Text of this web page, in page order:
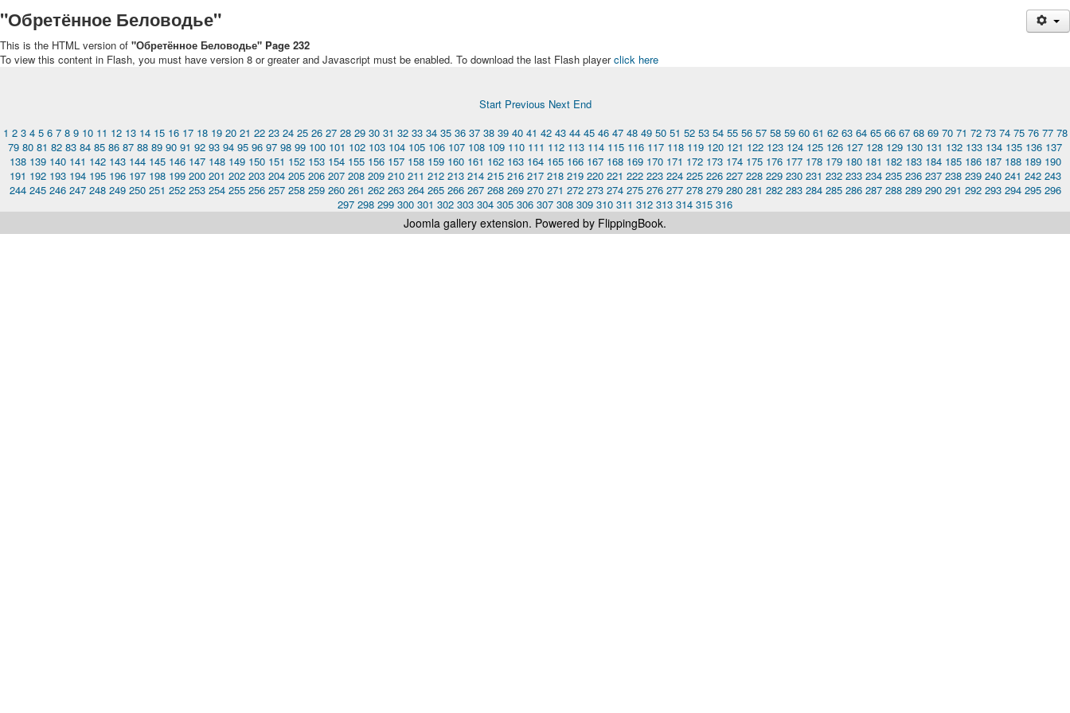
"Обретённое Беловодье"
This is the HTML version of "Обретённое Беловодье" Page 232
To view this content in Flash, you must have version 8 or greater and Javascript must be enabled. To download the last Flash playerclick here
Start Previous Next End
1 2 3 4 5 6 7 8 9 10 11 12 13 14 15 16 17 18 19 20 21 22 23 24 25 26 27 28 29 30 31 32 33 34 35 36 37 38 39 40 41 42 43 44 45 46 47 48 49 50 51 52 53 54 55 56 57 58 59 60 61 62 63 64 65 66 67 68 69 70 71 72 73 74 75 76 77 78
79 80 81 82 83 84 85 86 87 88 89 90 91 92 93 94 95 96 97 98 99 100 101 102 103 104 105 106 107 108 109 110 111 112 113 114 115 116 117 118 119 120 121 122 123 124 125 126 127 128 129 130 131 132 133 134 135 136 137
138 139 140 141 142 143 144 145 146 147 148 149 150 151 152 153 154 155 156 157 158 159 160 161 162 163 164 165 166 167 168 169 170 171 172 173 174 175 176 177 178 179 180 181 182 183 184 185 186 187 188 189 190
191 192 193 194 195 196 197 198 199 200 201 202 203 204 205 206 207 208 209 210 211 212 213 214 215 216 217 218 219 220 221 222 223 224 225 226 227 228 229 230 231 232 233 234 235 236 237 238 239 240 241 242 243
244 245 246 247 248 249 250 251 252 253 254 255 256 257 258 259 260 261 262 263 264 265 266 267 268 269 270 271 272 273 274 275 276 277 278 279 280 281 282 283 284 285 286 287 288 289 290 291 292 293 294 295 296
297 298 299 300 301 302 303 304 305 306 307 308 309 310 311 312 313 314 315 316
Joomla gallery extension. Powered by FlippingBook.